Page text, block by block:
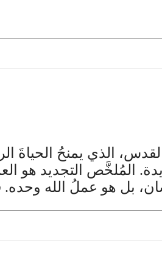
الذي يمنحُ
المُلخَّص التجديد هو
بل هو عملُ الله وحده.